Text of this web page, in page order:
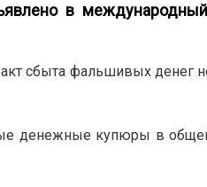
в
сбыта фальшивых денег
денежные купюры в